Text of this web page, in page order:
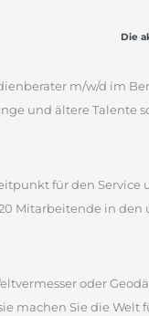
Die
m/w/d im
und ältere Talente
für den
Mitarbeitende in
oder
machen Sie die